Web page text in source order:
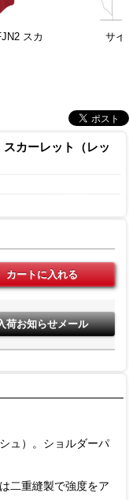
スカ
サイ
カーレット（レッ
ュ）。ショルダーパ
二重縫製で強度をア